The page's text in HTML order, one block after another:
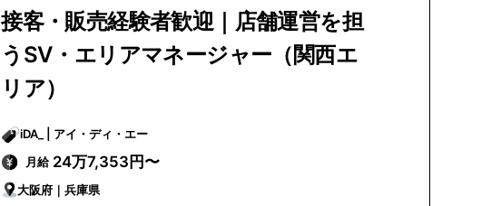
接客・販売経験者歓迎｜店舗運営を担
うSV・エリアマネージャー（関西エ
リア）
iDA_ | アイ・ディ・エー
月給 24万7,353円〜
大阪府｜兵庫県